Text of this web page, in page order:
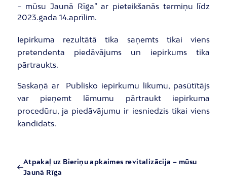
– mūsu Jaunā Rīga” ar pieteikšanās termiņu līdz
2023.gada 14.aprīlim.
Iepirkuma rezultātā tika saņemts tikai viens
pretendenta piedāvājums un iepirkums tika
pārtraukts.
Saskaņā ar Publisko iepirkumu likumu, pasūtītājs
var pieņemt lēmumu pārtraukt iepirkuma
procedūru, ja piedāvājumu ir iesniedzis tikai viens
kandidāts.
Atpakaļ uz Bieriņu apkaimes revitalizācija – mūsu
Jaunā Rīga